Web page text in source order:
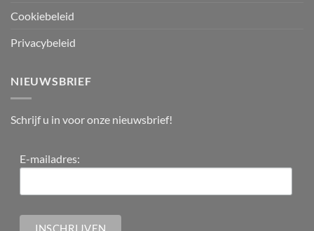
Cookiebeleid
Privacybeleid
NIEUWSBRIEF
Schrijf u in voor onze nieuwsbrief!
E-mailadres: